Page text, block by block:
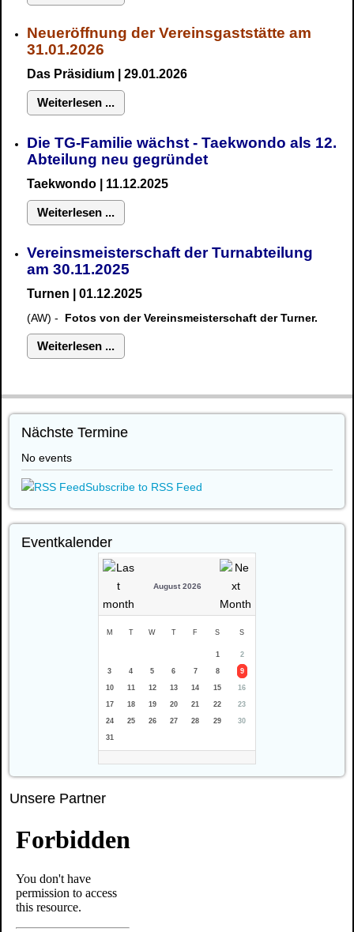
Neueröffnung der Vereinsgaststätte am
31.01.2026
Das Präsidium | 29.01.2026
Weiterlesen ...
Die TG-Familie wächst - Taekwondo als 12.
Abteilung neu gegründet
Taekwondo | 11.12.2025
Weiterlesen ...
Vereinsmeisterschaft der Turnabteilung
am 30.11.2025
Turnen | 01.12.2025
(AW) - Fotos von der Vereinsmeisterschaft der Turner.
Weiterlesen ...
Nächste Termine
No events
Subscribe to RSS Feed
Eventkalender
August 2026
M T W T F S S
1 2
3 4 5 6 7 8 9
10 11 12 13 14 15 16
17 18 19 20 21 22 23
24 25 26 27 28 29 30
31
Unsere Partner